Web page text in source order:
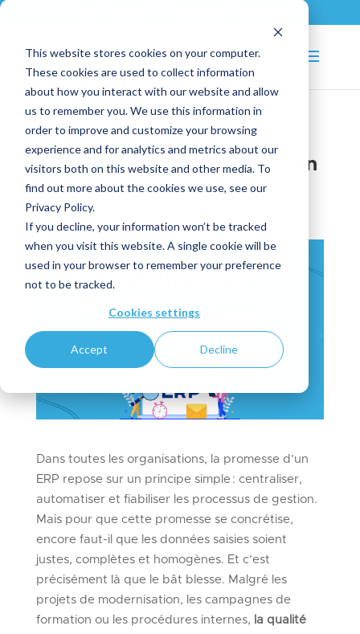
This website stores cookies on your computer.
These cookies are used to collect information
about how you interact with our website and allow
us to remember you. We use this information in
order to improve and customize your browsing
experience and for analytics and metrics about our
visitors both on this website and other media. To
find out more about the cookies we use, see our
Privacy Policy.
If you decline, your information won’t be tracked
when you visit this website. A single cookie will be
used in your browser to remember your preference
not to be tracked.
Cookies settings
Accept Decline
Pourquoi la qualité des
données est-elle toujours un
sujet central sur l’ERP ?
Jun 9, 2025
Dans toutes les organisations, la promesse d’un
ERP repose sur un principe simple : centraliser,
automatiser et fiabiliser les processus de gestion.
Mais pour que cette promesse se concrétise,
encore faut-il que les données saisies soient
justes, complètes et homogènes. Et c’est
précisément là que le bât blesse. Malgré les
projets de modernisation, les campagnes de
formation ou les procédures internes, la qualité